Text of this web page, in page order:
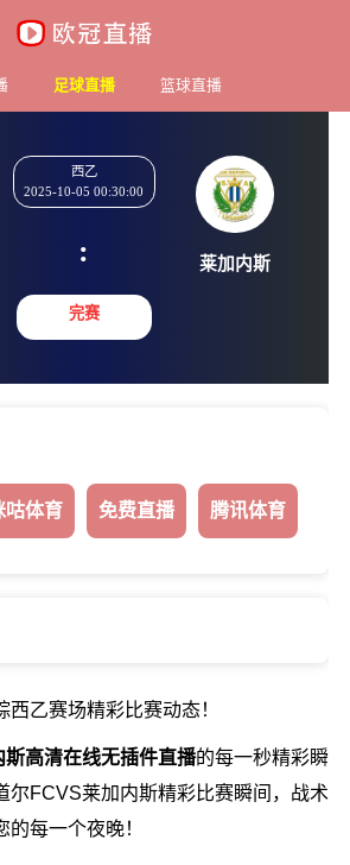
足球直播 篮球直播
西乙
2025-10-05 00:30:00
:
完赛
咕体育 免费直播 腾讯体育
西乙赛场精彩比赛动态！
高清在线无插件直播的每一秒精彩瞬
尔FCVS莱加内斯精彩比赛瞬间，战术
每一个夜晚！